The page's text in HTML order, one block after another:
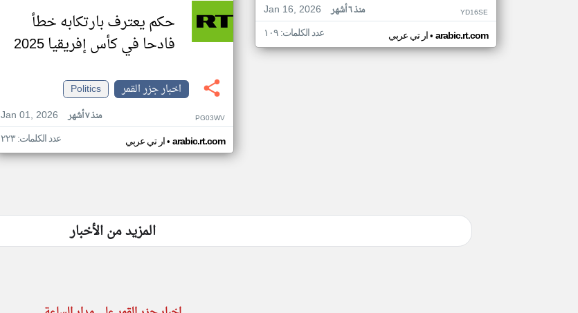
Jan 16, 2026
منذ ٦ أشهر YD16SE
ار تي عربي• arabic.rt.com عدد الكلمات: ١٠٩
حكم يعترف بارتكابه خطأ
فادحا في كأس إفريقيا 2025
اخبار جزر القمر
Politics
Jan 01, 2026
منذ ٧ أشهر PG03WV
ار تي عربي• arabic.rt.com عدد الكلمات: ٢٢٣
المزيد من الأخبار